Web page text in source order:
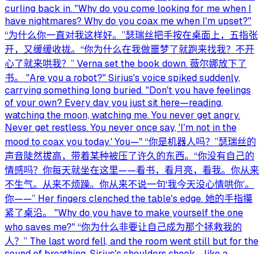
curling back in. "Why do you come looking for me when I
have nightmares? Why do you coax me when I'm upset?"
“为什么你一直对我这样好。”瑟瑞丝把手按在桌面上，五指张
开，又缓缓收拢。“你为什么在我做噩梦了就跑来找我？不开
心了就来哄我？” Verna set the book down. 薇尔娜放下了
书。 "Are you a robot?" Sirius's voice spiked suddenly,
carrying something long buried. "Don't you have feelings
of your own? Every day you just sit here—reading,
watching the moon, watching me. You never get angry.
Never get restless. You never once say, 'I'm not in the
mood to coax you today.' You—" “你是机器人吗？”瑟瑞丝的
声音陡然拔高，带着某种被压了许久的东西。“你没有自己的
情感吗？你每天就坐在这里——看书，看月亮，看我。你从来
不生气。从来不烦躁。你从来不说一句‘我今天没心情哄你’。
你——” Her fingers clenched the table's edge. 她的手指攥
紧了桌沿。 "Why do you have to make yourself the one
who saves me?" “你为什么非要让自己成为那个拯救我的
人？” The last word fell, and the room went still but for the